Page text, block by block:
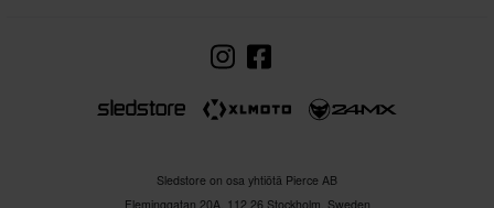
Sledstore on osa yhtiötä Pierce AB
Fleminggatan 20A, 112 26 Stockholm, Sweden